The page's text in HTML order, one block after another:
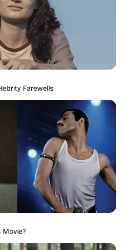
Cara
Belanjaan
Pose Lucu
Farewells
Movie?